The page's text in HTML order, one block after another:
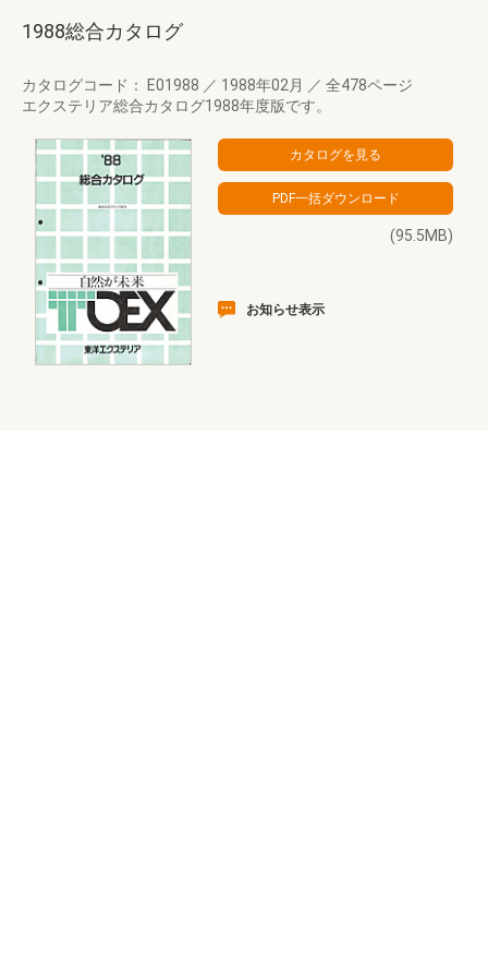
1988総合カタログ
カタログコード： E01988 ／ 1988年02月 ／ 全478ページ
エクステリア総合カタログ1988年度版です。
(95.5MB)
お知らせ表示